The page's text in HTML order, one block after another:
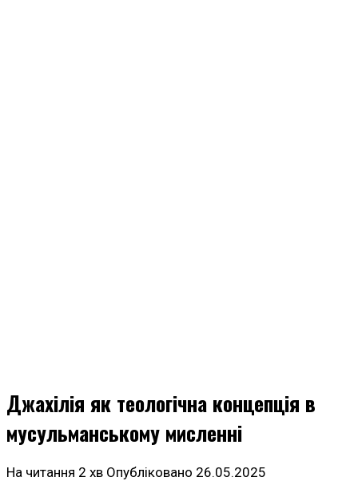
Джахілія як теологічна концепція в
мусульманському мисленні
На читання 2 хв Опубліковано 26.05.2025